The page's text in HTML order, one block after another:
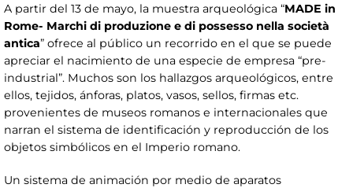
A partir del 13 de mayo, la muestra arqueológica “MADE in
Rome- Marchi di produzione e di possesso nella società
antica” ofrece al público un recorrido en el que se puede
apreciar el nacimiento de una especie de empresa “pre-
industrial”. Muchos son los hallazgos arqueológicos, entre
ellos, tejidos, ánforas, platos, vasos, sellos, firmas etc.
provenientes de museos romanos e internacionales que
narran el sistema de identificación y reproducción de los
objetos simbólicos en el Imperio romano.
Un sistema de animación por medio de aparatos